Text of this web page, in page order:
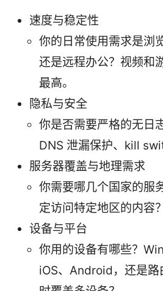
速度与稳定性
你的日常使用需求是浏
还是远程办公？视频和
最高。
隐私与安全
你是否需要严格的无日
DNS 泄漏保护、kill
服务器覆盖与地理需求
你需要哪几个国家的服
定访问特定地区的内容？
设备与平台
你用的设备有哪些？
iOS、Android，还是路